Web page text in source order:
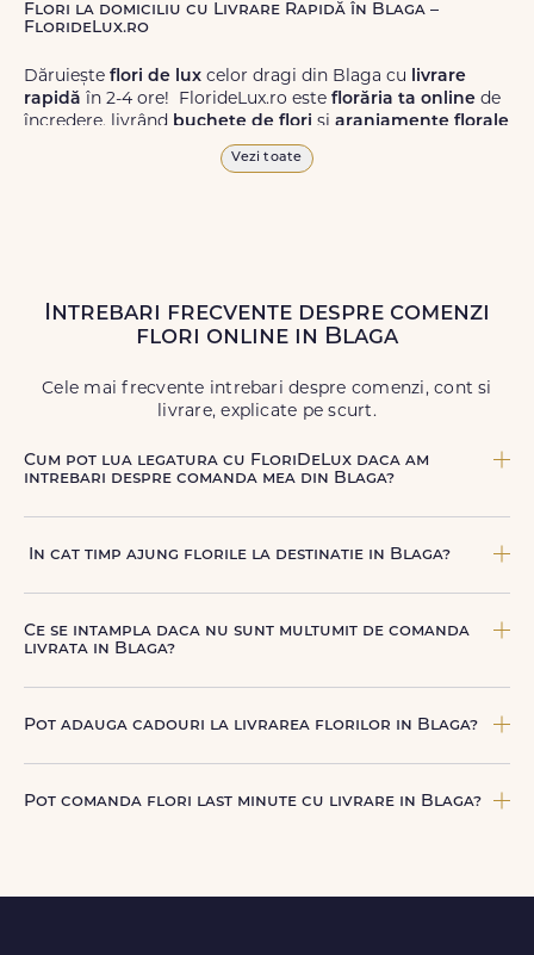
Flori la domiciliu cu Livrare Rapidă în Blaga –
FlorideLux.ro
Dăruiește flori de lux celor dragi din Blaga cu livrare
rapidă în 2-4 ore! FlorideLux.ro este florăria ta online de
încredere, livrând buchete de flori și aranjamente florale
de calitate superioară în Blaga și în toată România.
Livrăm buchete de florichiar și în weekend, pentru ca tu
să poți adresa un gest frumos atunci când ai nevoie.
Vezi toate
Intrebari frecvente despre comenzi
flori online in Blaga
Cele mai frecvente intrebari despre comenzi, cont si
livrare, explicate pe scurt.
Cum pot lua legatura cu FloriDeLux daca am
intrebari despre comanda mea din Blaga?
pentru comenzile cu livrare in Blaga. Ne poti contacta
produse, telefonic la +40 722 394 904, prin chat-ul de pe
In cat timp ajung florile la destinatie in Blaga?
comenzii, in functie de intervalul de livrare aes.
Ce se intampla daca nu sunt multumit de comanda
livrata in Blaga?
astfel incat poti comanda fara griji.
Pot adauga cadouri la livrarea florilor in Blaga?
baloane, ursuleti de plus, torturi sau alte produse
Pot comanda flori last minute cu livrare in Blaga?
doar cateva ore.